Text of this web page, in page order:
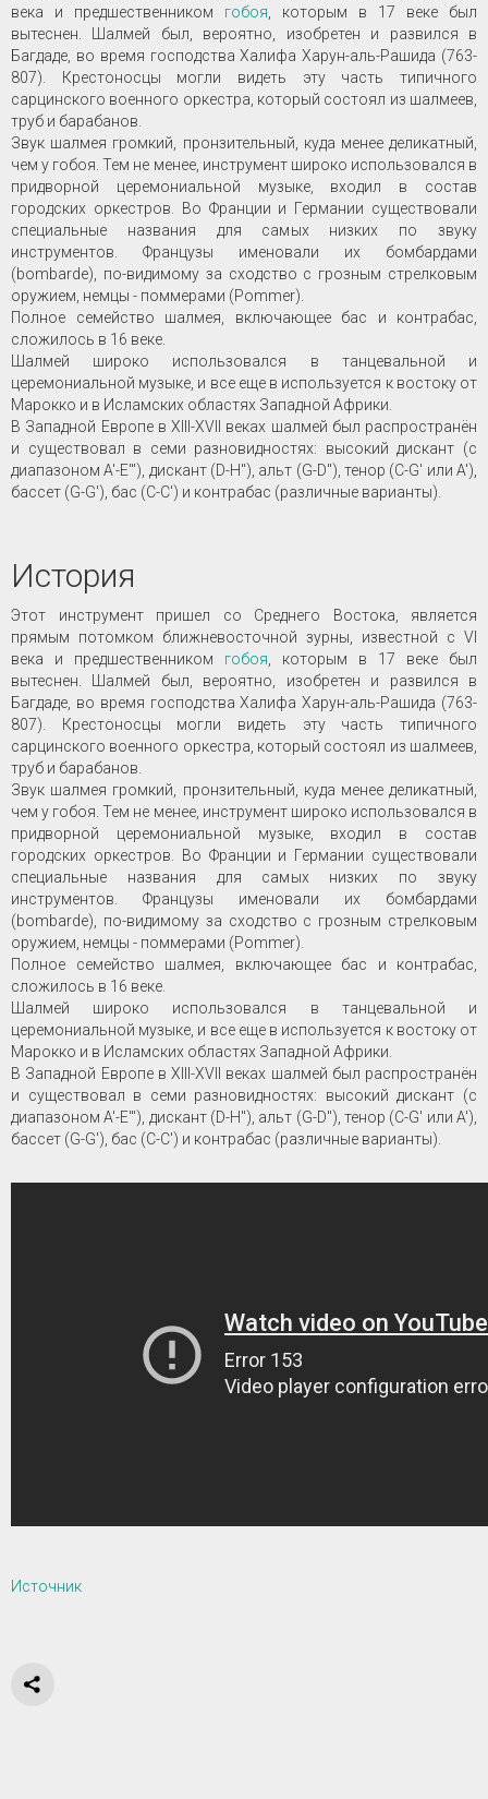
века и предшественником гобоя , которым в 17 веке был
вытеснен. Шалмей был, вероятно, изобретен и развился в
Багдаде, во время господства Халифа Харун-аль-Рашида (763-
807). Крестоносцы могли видеть эту часть типичного
сарцинского военного оркестра, который состоял из шалмеев,
труб и барабанов.
Звук шалмея громкий, пронзительный, куда менее деликатный,
чем у гобоя. Тем не менее, инструмент широко использовался в
придворной церемониальной музыке, входил в состав
городских оркестров. Во Франции и Германии существовали
специальные названия для самых низких по звуку
инструментов. Французы именовали их бомбардами
(bombarde), по-видимому за сходство с грозным стрелковым
оружием, немцы - поммерами (Pommer).
Полное семейство шалмея, включающее бас и контрабас,
сложилось в 16 веке.
Шалмей широко использовался в танцевальной и
церемониальной музыке, и все еще в используется к востоку от
Марокко и в Исламских областях Западной Африки.
В Западной Европе в XIII-XVII веках шалмей был распространён
и существовал в семи разновидностях: высокий дискант (с
диапазоном A'-E'"), дискант (D-H"), альт (G-D"), тенор (C-G' или A'),
бассет (G-G'), бас (C-C') и контрабас (различные варианты).
История
Этот инструмент пришел со Среднего Востока, является
прямым потомком ближневосточной зурны, известной с VI
века и предшественником гобоя , которым в 17 веке был
вытеснен. Шалмей был, вероятно, изобретен и развился в
Багдаде, во время господства Халифа Харун-аль-Рашида (763-
807). Крестоносцы могли видеть эту часть типичного
сарцинского военного оркестра, который состоял из шалмеев,
труб и барабанов.
Звук шалмея громкий, пронзительный, куда менее деликатный,
чем у гобоя. Тем не менее, инструмент широко использовался в
придворной церемониальной музыке, входил в состав
городских оркестров. Во Франции и Германии существовали
специальные названия для самых низких по звуку
инструментов. Французы именовали их бомбардами
(bombarde), по-видимому за сходство с грозным стрелковым
оружием, немцы - поммерами (Pommer).
Полное семейство шалмея, включающее бас и контрабас,
сложилось в 16 веке.
Шалмей широко использовался в танцевальной и
церемониальной музыке, и все еще в используется к востоку от
Марокко и в Исламских областях Западной Африки.
В Западной Европе в XIII-XVII веках шалмей был распространён
и существовал в семи разновидностях: высокий дискант (с
диапазоном A'-E'"), дискант (D-H"), альт (G-D"), тенор (C-G' или A'),
бассет (G-G'), бас (C-C') и контрабас (различные варианты).
Источник